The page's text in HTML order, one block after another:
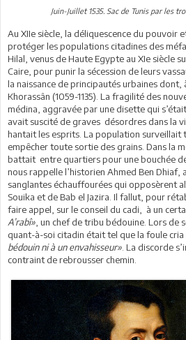
Juin-Juillet 1535. Sac de Tunis par les
Au XIIe siècle, la déliquescence du pouvoir
protéger les populations citadines des
Hilal, venus de Haute Egypte au XIe siècle
Caire, pour punir la sécession de leurs
la naissance de principautés urbaines dont,
Khorassân (1059-1135). La fragilité des
médina, aggravée par une disette qui
avait suscité de graves désordres dans la
hantait les esprits. La population
empêcher toute sortie des grains. Dans la
battait entre quartiers pour une bouchée
nous rappelle l’historien Ahmed Ben Dhiaf,
sanglantes échauffourées qui opposèrent
Souika et de Bab el Jazira. Il fallut, pour
faire appel, sur le conseil du cadi, à un
A’rabî», un chef de tribu bédouine. Lors de
quant-à-soi citadin était tel que la foule cria
bédouin ni à un envahisseur». La discorde
contraint de rebrousser chemin.